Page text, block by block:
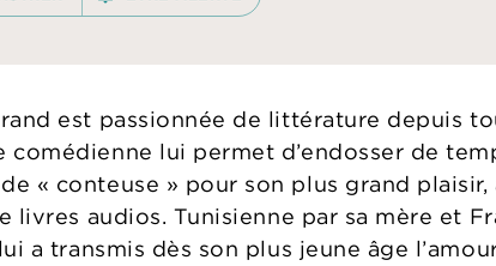
est passionnée de littérature depuis
comédienne lui permet d’endosser de
« conteuse » pour son plus grand plaisir,
livres audios. Tunisienne par sa mère et
a transmis dès son plus jeune âge